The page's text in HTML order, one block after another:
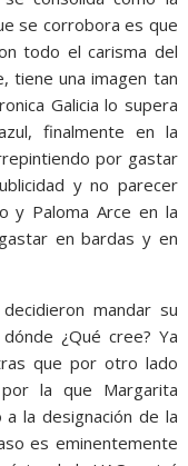
se corrobora es que
todo el carisma del
tiene una imagen tan
Galicia lo supera
finalmente en la
por gastar
y no parecer
y Paloma Arce en la
en bardas y en
mandar su
¿Qué cree? Ya
que por otro lado
la que Margarita
la designación de la
es eminentemente